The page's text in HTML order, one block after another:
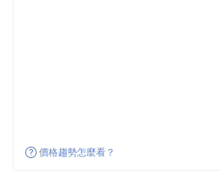
價格趨勢怎麼看？